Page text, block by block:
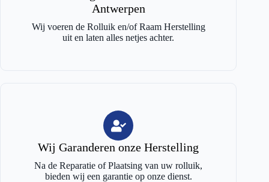
Antwerpen
Wij voeren de Rolluik en/of Raam Herstelling
uit en laten alles netjes achter.
Wij Garanderen onze Herstelling
Na de Reparatie of Plaatsing van uw rolluik,
bieden wij een garantie op onze dienst.